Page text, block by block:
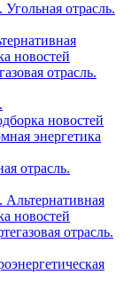
отрасль.
новостей
отрасль.
новостей
энергетика
отрасль.
Альтернативная
новостей
отрасль.